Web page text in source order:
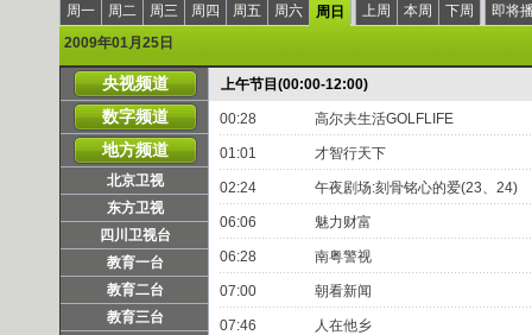
周一 周二 周三 周四 周五 周六 周日 上周 本周 下周
即将
2009年01月25日
央视频道
数字频道
地方频道
北京卫视
东方卫视
四川卫视台
教育一台
教育二台
教育三台
上午节目(00:00-12:00)
00:28 高尔夫生活GOLFLIFE
01:01 才智行天下
02:24 午夜剧场:刻骨铭心的爱(23、24)
06:06 魅力财富
06:28 南粤警视
07:00 朝看新闻
07:46 人在他乡